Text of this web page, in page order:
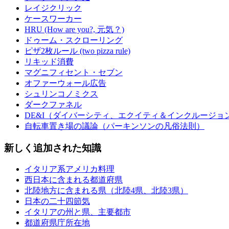
レイジクリック
ケースワーカー
HRU (How are you?, 元気？)
ドゥーム・スクローリング
ピザ2枚ルール (two pizza rule)
リキッド消費
マグニフィセント・セブン
オファーウォール広告
シュリンコノミクス
ダークファネル
DE&I（ダイバーシティ、エクイティ＆インクルージョ
自転車置き場の議論（パーキンソンの凡俗法則）
新しく追加された知識
イタリア系アメリカ料理
西日本に含まれる都道府県
北陸地方に含まれる県（北陸4県、北陸3県）
日本の二十四節気
イタリアの州と県、主要都市
都道府県庁所在地